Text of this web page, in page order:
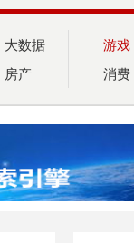
大数据
房产
游戏
消费